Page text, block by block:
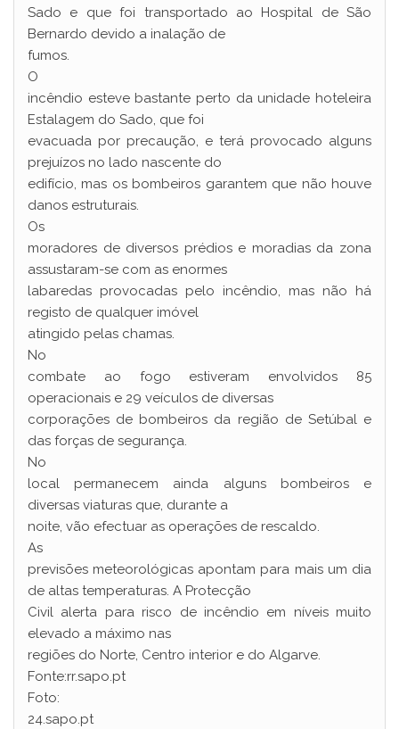
Sado e que foi transportado ao Hospital de São
Bernardo devido a inalação de
fumos.
O
incêndio esteve bastante perto da unidade hoteleira
Estalagem do Sado, que foi
evacuada por precaução, e terá provocado alguns
prejuízos no lado nascente do
edifício, mas os bombeiros garantem que não houve
danos estruturais.
Os
moradores de diversos prédios e moradias da zona
assustaram-se com as enormes
labaredas provocadas pelo incêndio, mas não há
registo de qualquer imóvel
atingido pelas chamas.
No
combate ao fogo estiveram envolvidos 85
operacionais e 29 veículos de diversas
corporações de bombeiros da região de Setúbal e
das forças de segurança.
No
local permanecem ainda alguns bombeiros e
diversas viaturas que, durante a
noite, vão efectuar as operações de rescaldo.
As
previsões meteorológicas apontam para mais um dia
de altas temperaturas. A Protecção
Civil alerta para risco de incêndio em níveis muito
elevado a máximo nas
regiões do Norte, Centro interior e do Algarve.
Fonte:rr.sapo.pt
Foto:
24.sapo.pt